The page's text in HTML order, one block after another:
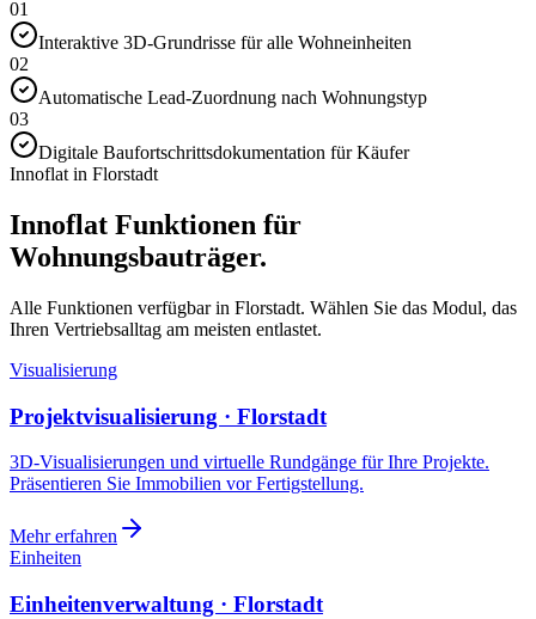
01
Interaktive 3D-Grundrisse für alle Wohneinheiten
02
Automatische Lead-Zuordnung nach Wohnungstyp
03
Digitale Baufortschrittsdokumentation für Käufer
Innoflat in Florstadt
Innoflat Funktionen für
Wohnungsbauträger.
Alle Funktionen verfügbar in Florstadt. Wählen Sie das Modul, das
Ihren Vertriebsalltag am meisten entlastet.
Visualisierung
Projektvisualisierung · Florstadt
3D-Visualisierungen und virtuelle Rundgänge für Ihre Projekte.
Präsentieren Sie Immobilien vor Fertigstellung.
Mehr erfahren
Einheiten
Einheitenverwaltung · Florstadt